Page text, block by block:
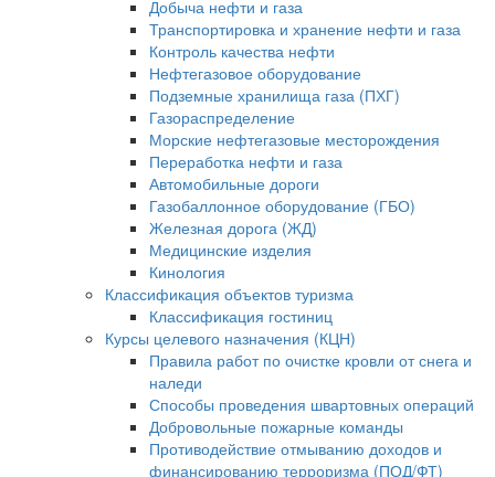
Добыча нефти и газа
Транспортировка и хранение нефти и газа
Контроль качества нефти
Нефтегазовое оборудование
Подземные хранилища газа (ПХГ)
Газораспределение
Морские нефтегазовые месторождения
Переработка нефти и газа
Автомобильные дороги
Газобаллонное оборудование (ГБО)
Железная дорога (ЖД)
Медицинские изделия
Кинология
Классификация объектов туризма
Классификация гостиниц
Курсы целевого назначения (КЦН)
Правила работ по очистке кровли от снега и
наледи
Способы проведения швартовных операций
Добровольные пожарные команды
Противодействие отмыванию доходов и
финансированию терроризма (ПОД/ФТ)